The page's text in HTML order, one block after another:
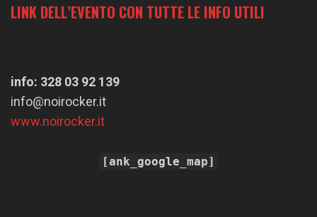
LINK DELL’EVENTO CON TUTTE LE INFO UTILI
info: 328 03 92 139
info@noirocker.it
www.noirocker.it
[ank_google_map]